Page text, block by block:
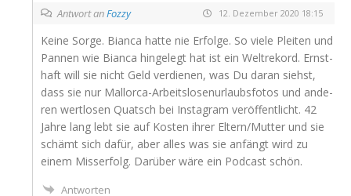
Antwort anFozzy 12. Dezember 2020 18:15
Kei­ne Sor­ge. Bian­ca hat­te nie Erfol­ge. So vie­le Plei­ten und
Pan­nen wie Bian­ca hin­ge­legt hat ist ein Welt­re­kord. Ernst­
haft will sie nicht Geld ver­die­nen, was Du dar­an siehst,
dass sie nur Mal­lor­ca-Arbeits­lo­sen­ur­laubs­fo­tos und ande­
ren wert­lo­sen Quatsch bei Insta­gram ver­öf­fent­licht. 42
Jah­re lang lebt sie auf Kos­ten ihrer Eltern/Mutter und sie
schämt sich dafür, aber alles was sie anfängt wird zu
einem Miss­erfolg. Dar­über wäre ein Pod­cast schön.
Antworten